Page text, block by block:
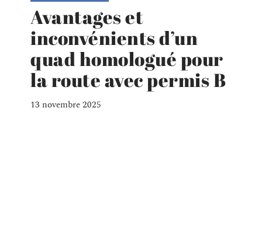
Avantages et
inconvénients d’un
quad homologué pour
la route avec permis B
13 novembre 2025